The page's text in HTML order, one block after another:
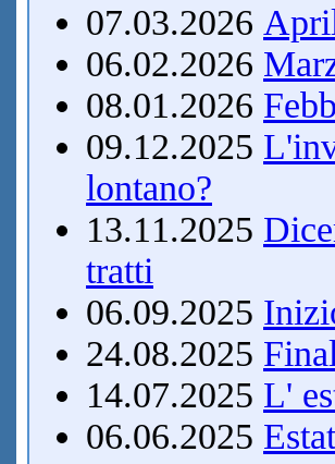
07.03.2026
06.02.2026
08.01.2026
09.12.2025
lontano?
13.11.2025
tratti
06.09.2025
24.08.2025
14.07.2025 L'
06.06.2025